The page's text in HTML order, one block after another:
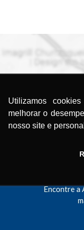
Utilizamos
melhorar o
nosso site e
Encontre a